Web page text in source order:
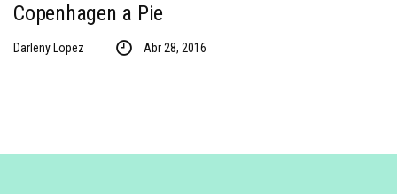
Copenhagen a Pie
Darleny Lopez Abr 28, 2016